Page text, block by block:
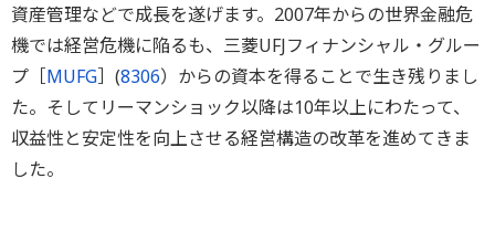
資産管理などで成長を遂げます。2007年からの世界金融危
機では経営危機に陥るも、三菱UFJフィナンシャル・グルー
プ［MUFG］(8306）からの資本を得ることで生き残りまし
た。そしてリーマンショック以降は10年以上にわたって、
収益性と安定性を向上させる経営構造の改革を進めてきま
した。